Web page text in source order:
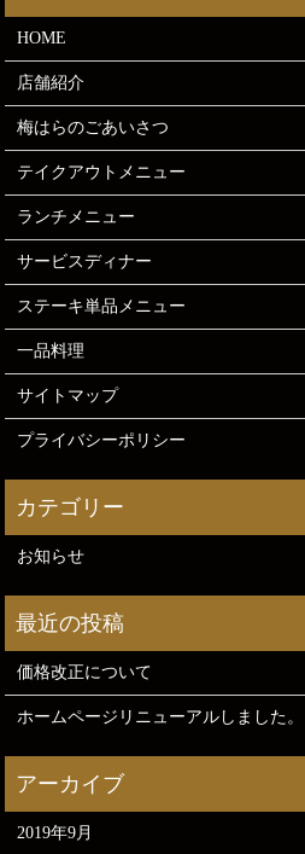
HOME
店舗紹介
梅はらのごあいさつ
テイクアウトメニュー
ランチメニュー
サービスディナー
ステーキ単品メニュー
一品料理
サイトマップ
プライバシーポリシー
お知らせ
価格改正について
ホームページリニューアルしました。
2019年9月